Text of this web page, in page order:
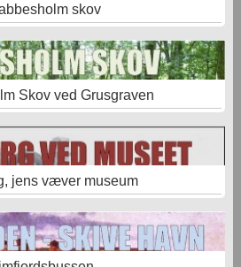
skov
Skov ved Grusgraven
jens væver museum